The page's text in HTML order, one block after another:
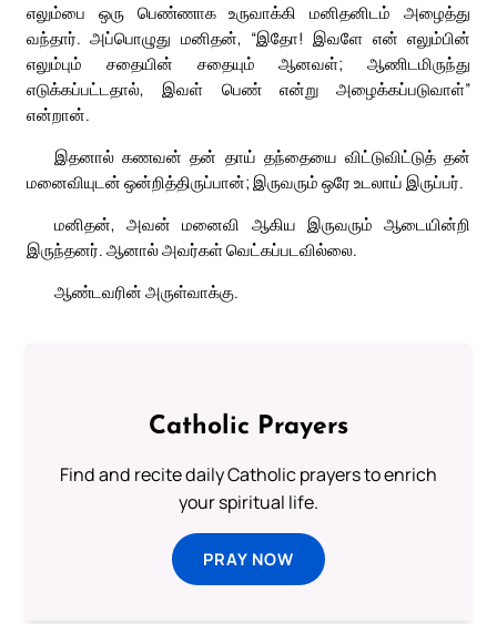
எலும்பை ஒரு பெண்ணாக உருவாக்கி மனிதனிடம் அழைத்து
வந்தார். அப்பொழுது மனிதன், “இதோ! இவளே என் எலும்பின்
எலும்பும் சதையின் சதையும் ஆனவள்; ஆணிடமிருந்து
எடுக்கப்பட்டதால், இவள் பெண் என்று அழைக்கப்படுவாள்”
என்றான்.
இதனால் கணவன் தன் தாய் தந்தையை விட்டுவிட்டுத் தன்
மனைவியுடன் ஒன்றித்திருப்பான்; இருவரும் ஒரே உடலாய் இருப்பர்.
மனிதன், அவன் மனைவி ஆகிய இருவரும் ஆடையின்றி
இருந்தனர். ஆனால் அவர்கள் வெட்கப்படவில்லை.
ஆண்டவரின் அருள்வாக்கு.
Catholic Prayers
Find and recite daily Catholic prayers to enrich
your spiritual life.
PRAY NOW